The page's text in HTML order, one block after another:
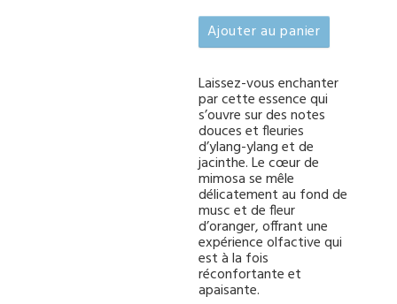
quantité
de
mug
mimosa
Ajouter au panier
Laissez-vous enchanter
par cette essence qui
s’ouvre sur des notes
douces et fleuries
d’ylang-ylang et de
jacinthe. Le cœur de
mimosa se mêle
délicatement au fond de
musc et de fleur
d’oranger, offrant une
expérience olfactive qui
est à la fois
réconfortante et
apaisante.